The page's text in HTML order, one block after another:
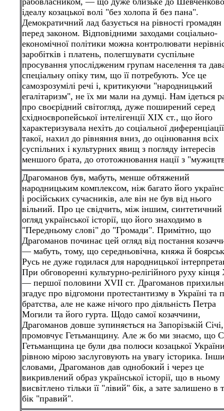
ідеалу козацької волі "без холопа й без пана".
Демократичний лад базується на рівності громадян
перед законом. Відповідними заходами соціально-
економічної політики можна контролювати
заробітків і платень, полегшувати суспільне
просування упослідженим групам населення та
спеціальну опіку тим, що її потребують. Усе це
самозрозумілі речі і, критикуючи "народницький
егалітаризм", не їх ми мали на думці. Нам ідеться
про своєрідний світогляд, дуже поширений серед
східноєвропейської інтелігенції XIX ст., що його
характеризувала нехіть до соціальної
такої, нахил до рівняння вниз, до оцінювання всіх
суспільних і культурних явищ з погляду інтересів
меншого брата, до ототожнювання нації з
Драгоманов був, мабуть, менше обтяжений
народницьким комплексом, ніж багато його
і російських сучасників, але він не був від нього
вільний. Про це свідчить, між іншим, синтетичний
огляд української історії, що його знаходимо в
"Передньому слові" до "Громади". Примітно, що
Драгоманов починає цей огляд від постання
— мабуть, тому, що середньовічна, княжа й
Русь не дуже годилася для народницької
При обговоренні культурно-релігійного руху
— першої половини XVII ст. Драгоманов
згадує про відгомони протестантизму в Україні та
братства, але не каже нічого про діяльність Петра
Могили та його гурта. Щодо самої козаччини,
Драгоманов довше зупиняється на Запорізькій
промовчує Гетьманщину. Але ж бо ми знаємо, що
Гетьманщина це були два полюси козацької
рівною мірою заслуговують на увагу історика.
словами, Драгоманов дав однобокий і через це
викривлений образ української історії, що в ньому
висвітлено тільки її "лівий" бік, а зате залишено в
бік "правий".